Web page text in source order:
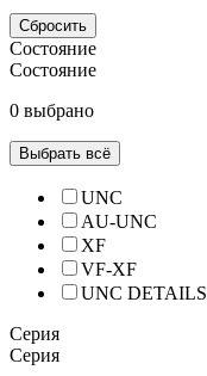
Сбросить
Состояние
Состояние
0 выбрано
Выбрать всё
UNC
AU-UNC
XF
VF-XF
UNC DETAILS
Серия
Серия